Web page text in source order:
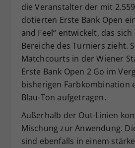
die Veranstalter der mit
dotierten Erste Bank Open
and Feel“ entwickelt, das
Bereiche des Turniers zieht.
Matchcourts in der Wiener
Erste Bank Open 2 Go im
bisherigen Farbkombination
Blau-Ton aufgetragen.
Außerhalb der Out-Linien
Mischung zur Anwendung.
sind ebenfalls in einem